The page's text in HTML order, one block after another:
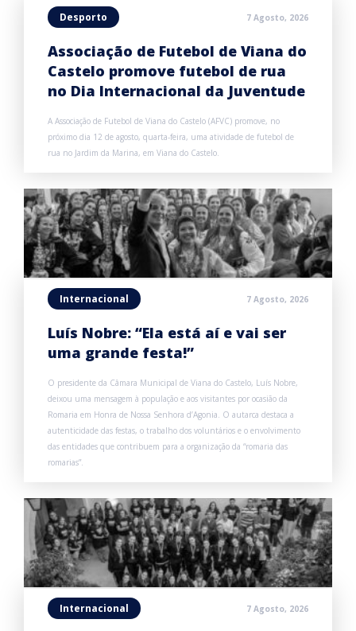
Desporto 7 Agosto, 2026
Associação de Futebol de Viana do
Castelo promove futebol de rua
no Dia Internacional da Juventude
A Associação de Futebol de Viana do Castelo (AFVC) promove, no
próximo dia 12 de agosto, quarta-feira, uma atividade de futebol de
rua no Jardim da Marina, em Viana do Castelo.
Internacional 7 Agosto, 2026
Luís Nobre: “Ela está aí e vai ser
uma grande festa!”
O presidente da Câmara Municipal de Viana do Castelo, Luís Nobre,
deixou uma mensagem à população e aos visitantes por ocasião da
Romaria em Honra de Nossa Senhora d’Agonia. O autarca destaca a
autenticidade das festas, o trabalho dos voluntários e o envolvimento
das entidades que contribuem para a organização da “romaria das
romarias”.
Internacional 7 Agosto, 2026